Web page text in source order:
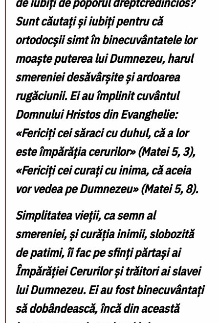
Sunt căutați și iubiți pentru că
ortodocșii simt în binecuvântatele lor
moaște puterea lui Dumnezeu, harul
smereniei desăvârșite și ardoarea
rugăciunii. Ei au împlinit cuvântul
Domnului Hristos din Evanghelie:
«Fericiți cei săraci cu duhul, că a lor
este împărăția cerurilor» (Matei 5, 3),
«Fericiți cei curați cu inima, că aceia
vor vedea pe Dumnezeu» (Matei 5, 8).
Simplitatea vieții, ca semn al
smereniei, și curăția inimii, slobozită
de patimi, îi fac pe sfinți părtași ai
Împărăției Cerurilor și trăitori ai slavei
lui Dumnezeu. Ei au fost binecuvântați
să dobândească, încă din această